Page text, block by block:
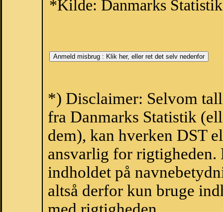
*Kilde: Danmarks Statistik
*) Disclaimer: Selvom
fra Danmarks Statistik
dem), kan hverken DST
ansvarlig for
indholdet på
altså derfor kun bruge